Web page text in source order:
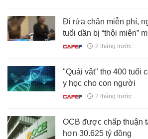
Đi rửa chân miễn phí,
tuổi dần bị “thôi miên”
thành 600 triệu đồng,
2 tháng trước
"Quái vật" thọ 400 tuổi
y học cho con người
2 tháng trước
OCB được chấp thuận
hơn 30.625 tỷ đồng